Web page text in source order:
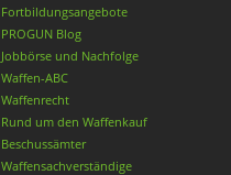
Fortbildungsangebote
PROGUN Blog
Jobbörse und Nachfolge
Waffen-ABC
Waffenrecht
Rund um den Waffenkauf
Beschussämter
Waffensachverständige